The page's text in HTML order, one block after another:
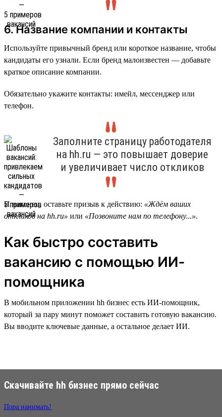
6. Название компании и контакты
Используйте привычный бренд или короткое название, чтобы
кандидаты его узнали. Если бренд малоизвестен — добавьте
краткое описание компании.
Обязательно укажите контакты: имейл, мессенджер или
телефон.
Заполните страницу работодателя
на hh.ru — это повышает доверие
и увеличивает число откликов
И наконец, оставьте призыв к действию: «Ждём ваших
откликов на hh.ru» или «Позвоните нам по телефону...».
Как быстро составить
вакансию с помощью ИИ-
помощника
В мобильном приложении hh бизнес есть ИИ-помощник,
который за пару минут поможет составить готовую вакансию.
Вы вводите ключевые данные, а остальное делает ИИ.
Скачивайте hh бизнес прямо сейчас
Пора нанимать!